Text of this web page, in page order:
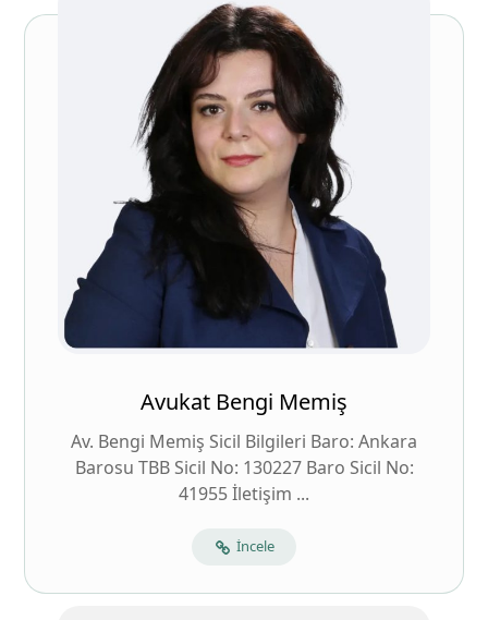
Avukat Bengi Memiş
Av. Bengi Memiş Sicil Bilgileri Baro: Ankara
Barosu TBB Sicil No: 130227 Baro Sicil No:
41955 İletişim ...
İncele